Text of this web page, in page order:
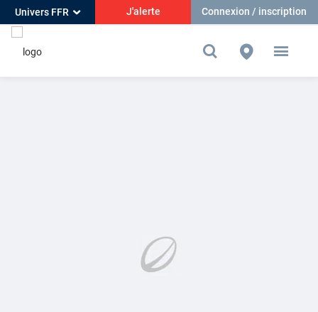
Univers FFR J'alerte Connexion / inscription